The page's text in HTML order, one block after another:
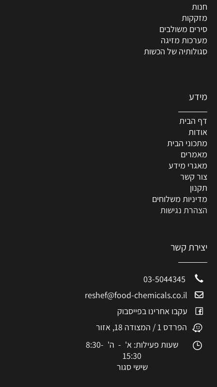
חנות
מזקקות
סירים משולבים
מערכות מזיגה
סגולותיה של הכשות
מידע
דף הבית
אודות
מתכוני הבית
מאמרים
מאגרי מידע
צור קשר
תקנון
מדיניות משלוחים
הצהרת נגישות
יצירת קשר
reshef@food-chemicals.co.il
עקבו אחרינו בפייסבוק
הפרדס 1 / המצודה 18, אזור
שעות פעילות: א' - ה' 8:30-
15:30
שישי סגור